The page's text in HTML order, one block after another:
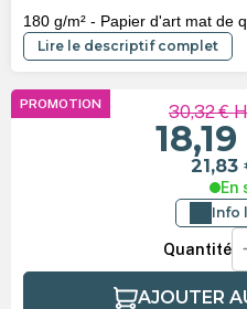
180 g/m² - Papier d'art mat de
Lire le descriptif complet
PROMOTION 30,32 €
21,83
En
Info
Quantité
AJOUTER